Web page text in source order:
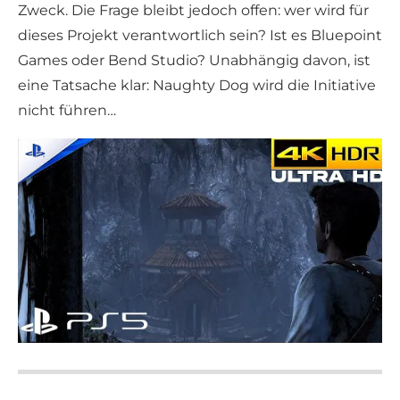
Zweck. Die Frage bleibt jedoch offen: wer wird für
dieses Projekt verantwortlich sein? Ist es Bluepoint
Games oder Bend Studio? Unabhängig davon, ist
eine Tatsache klar: Naughty Dog wird die Initiative
nicht führen…